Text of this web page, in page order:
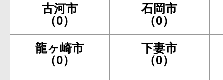
古河市
（0）
石岡市
（0）
龍ヶ崎市
（0）
下妻市
（0）